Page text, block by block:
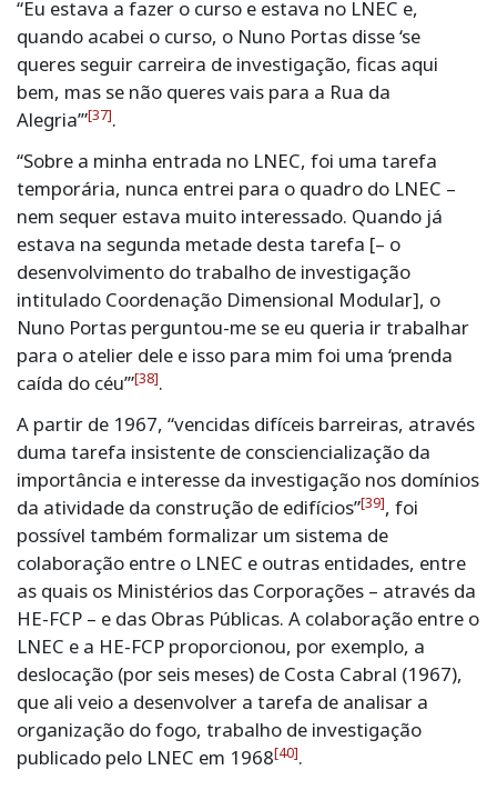
“Eu estava a fazer o curso e estava no LNEC e,
quando acabei o curso, o Nuno Portas disse ‘se
queres seguir carreira de investigação, ficas aqui
bem, mas se não queres vais para a Rua da
Alegria’”[37].
“Sobre a minha entrada no LNEC, foi uma tarefa
temporária, nunca entrei para o quadro do LNEC –
nem sequer estava muito interessado. Quando já
estava na segunda metade desta tarefa [– o
desenvolvimento do trabalho de investigação
intitulado Coordenação Dimensional Modular], o
Nuno Portas perguntou-me se eu queria ir trabalhar
para o atelier dele e isso para mim foi uma ‘prenda
caída do céu’”[38].
A partir de 1967, “vencidas difíceis barreiras, através
duma tarefa insistente de consciencialização da
importância e interesse da investigação nos domínios
da atividade da construção de edifícios”[39], foi
possível também formalizar um sistema de
colaboração entre o LNEC e outras entidades, entre
as quais os Ministérios das Corporações – através da
HE-FCP – e das Obras Públicas. A colaboração entre o
LNEC e a HE-FCP proporcionou, por exemplo, a
deslocação (por seis meses) de Costa Cabral (1967),
que ali veio a desenvolver a tarefa de analisar a
organização do fogo, trabalho de investigação
publicado pelo LNEC em 1968[40].